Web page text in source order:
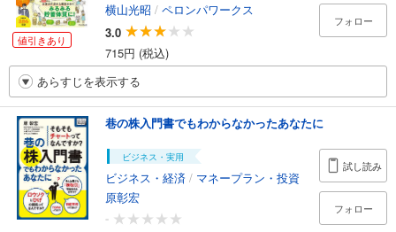
値引きあり
横山光昭 / ペロンパワークス
3.0
715円 (税込)
フォロー
あらすじを表示する
巷の株入門書でもわからなかったあなたに
ビジネス・実用
ビジネス・経済 / マネープラン・投資
原彰宏
-
試し読み
フォロー